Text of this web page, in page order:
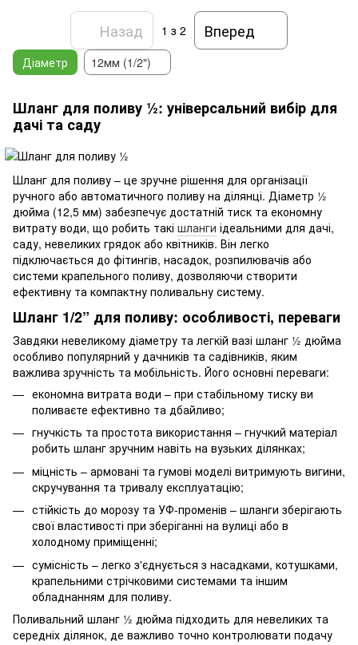
Назад 1 з 2 Вперед
Шланг для поливу ½: універсальний вибір для
дачі та саду
Шланг для поливу – це зручне рішення для організації
ручного або автоматичного поливу на ділянці. Діаметр ½
дюйма (12,5 мм) забезпечує достатній тиск та економну
витрату води, що робить такі шланги ідеальними для дачі,
саду, невеликих грядок або квітників. Він легко
підключається до фітингів, насадок, розпилювачів або
системи крапельного поливу, дозволяючи створити
ефективну та компактну поливальну систему.
Шланг 1/2” для поливу: особливості, переваги
Завдяки невеликому діаметру та легкій вазі шланг ½ дюйма
особливо популярний у дачників та садівників, яким
важлива зручність та мобільність. Його основні переваги:
економна витрата води – при стабільному тиску ви
поливаєте ефективно та дбайливо;
гнучкість та простота використання – гнучкий матеріал
робить шланг зручним навіть на вузьких ділянках;
міцність – армовані та гумові моделі витримують вигини,
скручування та тривалу експлуатацію;
стійкість до морозу та УФ-променів – шланги зберігають
свої властивості при зберіганні на вулиці або в
холодному приміщенні;
сумісність – легко з'єднується з насадками, котушками,
крапельними стрічковими системами та іншим
обладнанням для поливу.
Поливальний шланг ½ дюйма підходить для невеликих та
середніх ділянок, де важливо точно контролювати подачу
Діаметр 12мм (1/2")